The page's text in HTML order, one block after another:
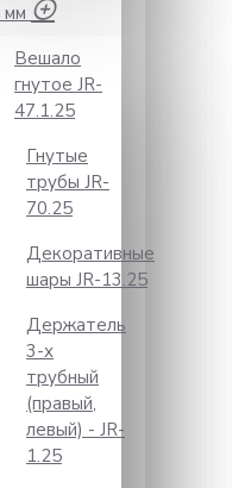
мм
Вешало
гнутое JR-
47.1.25
Гнутые
трубы JR-
70.25
Декоративные
шары JR-13.25
Держатель
3-х
трубный
(правый,
левый) - JR-
1.25